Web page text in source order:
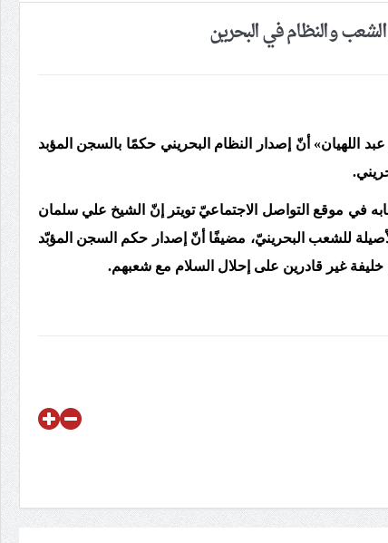
العزاء ويعتقل العشرات من الشبّان
تنال من شعائر عاشوراء.. ولن يساوم على هويّته وقيمه في الحريّة
سيقتل طاغوتيّتكم
في ممارسة الشعائر الحسينيّة هو في حقيقته محاربة لقضيّة الإمام
والنظام في البحرين
أنّ إصدار النظام ​البحريني حكمًا بالسجن المؤبد​
.
في موقع التواصل الاجتماعيّ تويتر إنّ الشيخ علي سلمان
للشعب البحرينيّ، مضيفًا أنّ إصدار حكم السجن المؤبّد
غير قادرين على إحلال السلام مع شعبهم.